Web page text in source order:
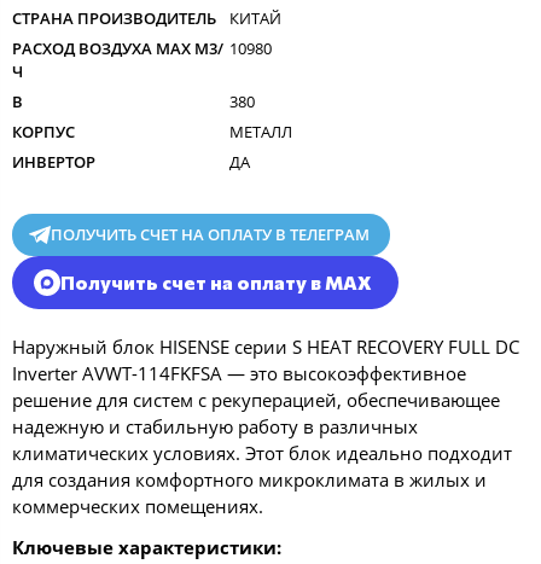
СТРАНА ПРОИЗВОДИТЕЛЬ
КИТАЙ
РАСХОД ВОЗДУХА MAX M3/
Ч
10980
В
380
КОРПУС
МЕТАЛЛ
ИНВЕРТОР
ДА
ПОЛУЧИТЬ СЧЕТ НА ОПЛАТУ В ТЕЛЕГРАМ
Получить счет на оплату в MAX
Наружный блок HISENSE серии S HEAT RECOVERY FULL DC
Inverter AVWT-114FKFSA — это высокоэффективное
решение для систем с рекуперацией, обеспечивающее
надежную и стабильную работу в различных
климатических условиях. Этот блок идеально подходит
для создания комфортного микроклимата в жилых и
коммерческих помещениях.
Ключевые характеристики: